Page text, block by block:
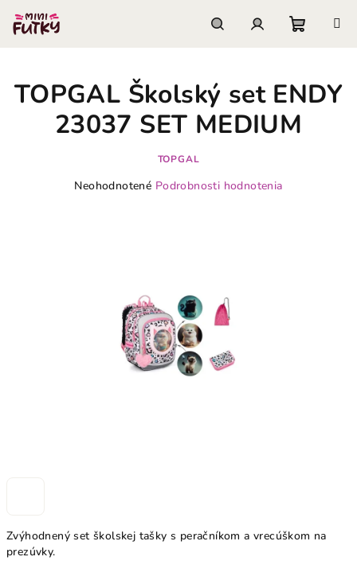
obsah
košík
Zvýhodnený set školskej tašky s peračníkom a vrecúškom na
prezúvky.
TOPGAL Školský set ENDY
23037 SET MEDIUM
TOPGAL
Priemerné
Neohodnotené Podrobnosti hodnotenia